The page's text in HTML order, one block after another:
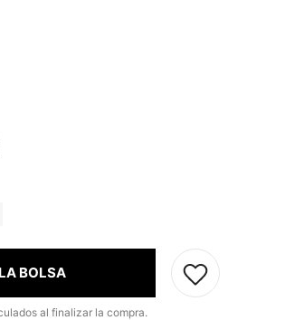
BOLSA
al finalizar la compra.